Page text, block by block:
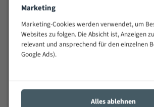
Technische Beschreibung:
Positiver Spanwinkel
Bandkörper aus hochlegiertem
Legierte HSS-beschichtete Zahnspitzen
Marketing
Marketing-Cookies werden verwendet, um
Websites zu folgen. Die Absicht ist, Anzeigen
relevant und ansprechend für den einzelnen
Google Ads).
Alles ablehnen